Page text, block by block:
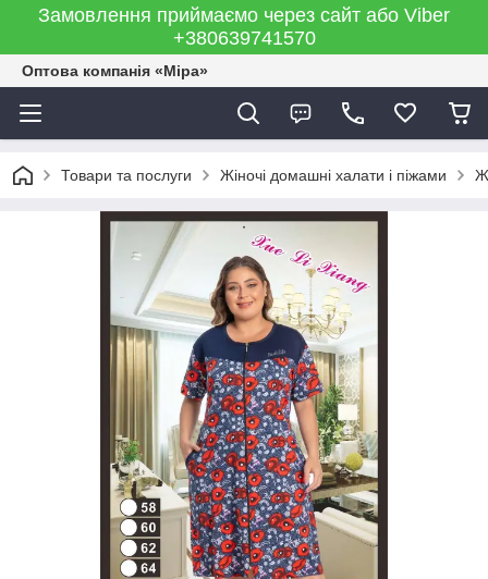
Замовлення приймаємо через сайт або Viber
+380639741570
Оптова компанія «Міра»
Товари та послуги Жіночі домашні халати і піжами